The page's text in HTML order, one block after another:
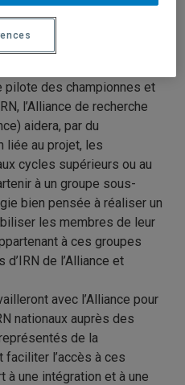
chercheurs du Canada
à bien, conserver et
pilote des championnes et
l’Alliance de recherche
aidera, par du
liée au projet, les
cycles supérieurs ou au
à un groupe sous-
bien pensée à réaliser un
les membres de leur
à ces groupes
de l’Alliance et
avec l’Alliance pour
nationaux auprès des
de la
faciliter l’accès à ces
à une intégration et à une